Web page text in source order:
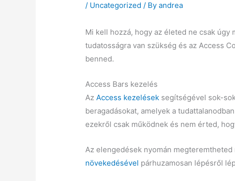
/ Uncategorized / Byandrea
Mi kell hozzá, hogy az életed ne csak
tudatosságra van szükség és az Access
benned.
Access Bars kezelés
AzAccess kezelések segítségével sok-
beragadásokat, amelyek a
ezekről csak működnek és nem érted,
Az elengedések nyomán
növekedésével párhuzamosan lépésről